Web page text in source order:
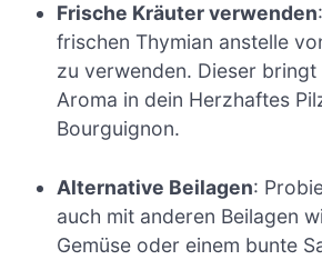
Frische Kräuter verwenden
frischen Thymian anstelle
zu verwenden. Dieser
Aroma in dein Herzhaftes
Bourguignon.
Alternative Beilagen:
auch mit anderen Beilagen
Gemüse oder einem bunte